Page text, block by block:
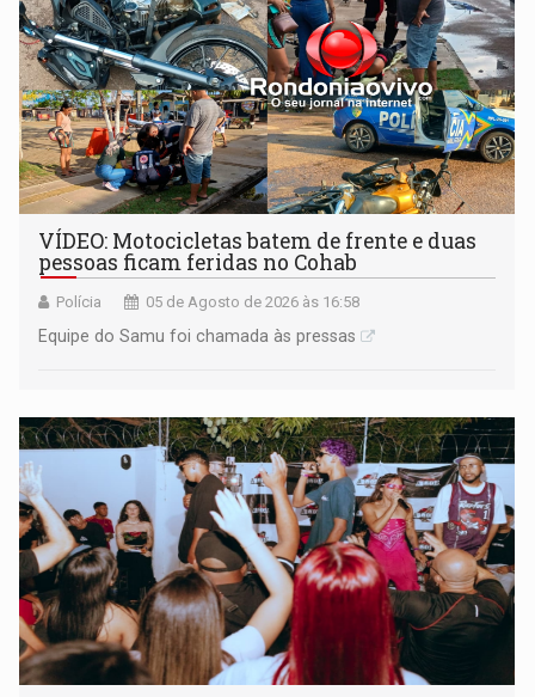
VÍDEO: Motocicletas batem de frente e duas
pessoas ficam feridas no Cohab
Polícia 05 de Agosto de 2026 às 16:58
Equipe do Samu foi chamada às pressas